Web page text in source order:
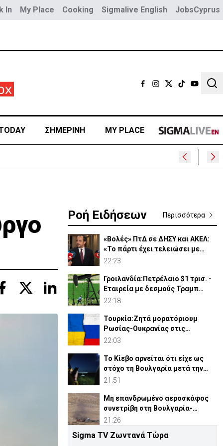
In My Place Cooking Sigmalive English JobsCyprus
ΣΗΜΕΡΙΝΗ MY PLACE
Ροή Ειδήσεων Περισσότερα
«Βολές» ΠτΔ σε ΔΗΣΥ και ΑΚΕΛ:
«Το πάρτι έχει τελειώσει με
τους διορισμούς»
22:23
Γροιλανδία:Πετρέλαιο $1 τρισ. -
Εταιρεία με δεσμούς Τραμπ
ετοιμάζει γεωτρήσεις
22:18
Τουρκία:Ζητά μορατόριουμ
Ρωσίας-Ουκρανίας στις
επιθέσεις κατά εμπορικών
22:03
Το Κίεβο αρνείται ότι είχε ως
στόχο τη Βουλγαρία μετά την
έκρηξη του drone
21:51
Μη επανδρωμένο αεροσκάφος
συνετρίβη στη Βουλγαρία-
Kατηγορεί το Κίεβο
21:26
ΠτΔ: Εντατικοποιούνται οι
Sigma TV Ζωντανά Τώρα